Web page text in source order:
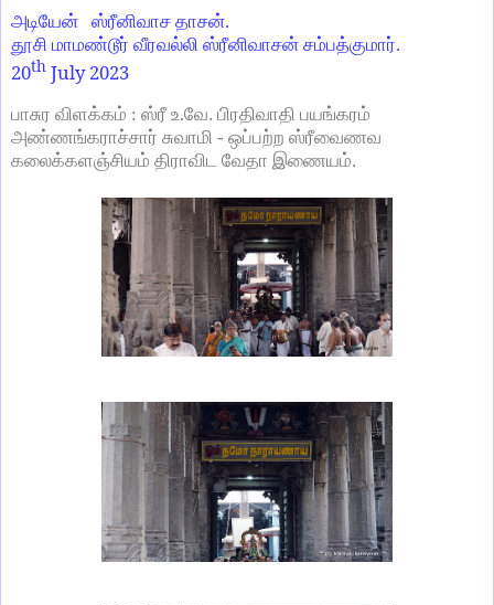
அடியேன் ஸ்ரீனிவாச தாசன்.
தூசி மாமண்டூர் வீரவல்லி ஸ்ரீனிவாசன் சம்பத்குமார்.
20th July 2023
பாசுர விளக்கம் : ஸ்ரீ உ.வே. பிரதிவாதி பயங்கரம்
அண்ணங்கராச்சார் சுவாமி - ஒப்பற்ற ஸ்ரீவைணவ
கலைக்களஞ்சியம் திராவிட வேதா இணையம்.